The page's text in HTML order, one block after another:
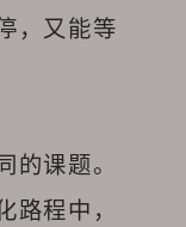
，又能等
课题。
程中，